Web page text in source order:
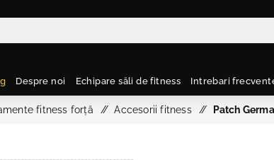
Despre noi Echipare săli de fitness Intrebari
fitness forță / Accesorii fitness / Patch